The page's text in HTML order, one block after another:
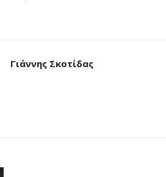
Γιάννης Σκοτίδας